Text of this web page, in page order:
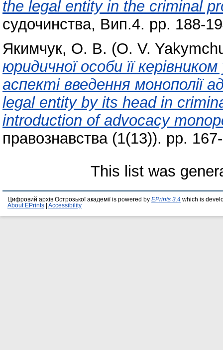
the legal entity in the criminal
судочинства, Вип.4. pp. 188-
Якимчук, О. В. (O. V.
юридичної особи її
аспекті введення монополії
legal entity by its head in
introduction of advocacy
правознавства (1(13)). pp.
This list was
Цифровий архів Острозької академії is powered by EPrints 3.4 which is
About EPrints
Accessibility